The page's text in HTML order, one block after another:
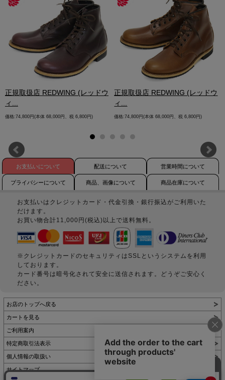
正規取扱店 REDWING (レッドウ
ィ...
価格:74,800円(本体 68,000円、税 6,800円)
正規取扱店 REDWING (レッドウ
ィ...
価格:74,800円(本体 68,000円、税 6,800円)
お支払いについて 配送について 営業時間について
プライバシーについて 商品、画像について 商品在庫について
お支払いはクレジットカード・代金引換・銀行振込がご利用いた
だけます。
お買い物合計11,000円(税込)以上で送料無料。
※クレジットカードのセキュリティはSSLというシステムを利用
しております。
カード番号は暗号化されて安全に送信されます。どうぞご安心く
ださい。
お店のトップへ戻る
カートを見る
ご利用案内
特定商取引法表示
個人情報の取扱い
サイトマップ